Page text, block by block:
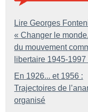
Lire Georges
« Changer le
du mouvement
libertaire 1945-1997
En 1926... et 1956 :
Trajectoires de
organisé